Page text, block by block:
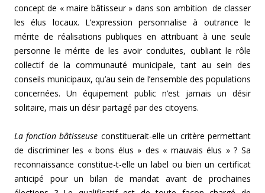
concept de « maire bâtisseur » dans son ambition de classer
les élus locaux. L’expression personnalise à outrance le
mérite de réalisations publiques en attribuant à une seule
personne le mérite de les avoir conduites, oubliant le rôle
collectif de la communauté municipale, tant au sein des
conseils municipaux, qu’au sein de l’ensemble des populations
concernées. Un équipement public n’est jamais un désir
solitaire, mais un désir partagé par des citoyens.
La fonction bâtisseuse constituerait-elle un critère permettant
de discriminer les « bons élus » des « mauvais élus » ? Sa
reconnaissance constitue-t-elle un label ou bien un certificat
anticipé pour un bilan de mandat avant de prochaines